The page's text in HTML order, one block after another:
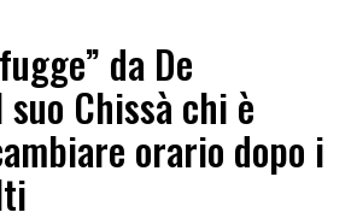
da De
Chissà chi è
orario dopo i